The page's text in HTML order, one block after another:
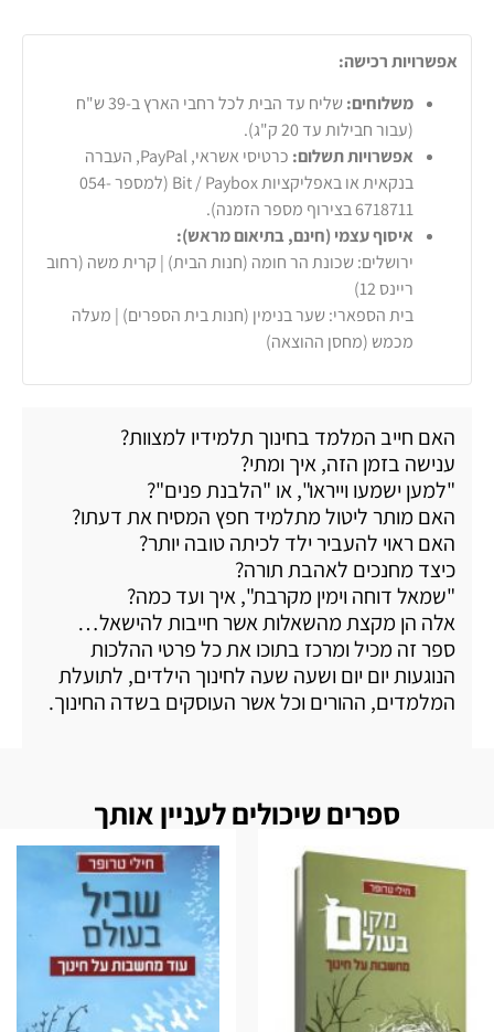
אפשרויות רכישה:
משלוחים:
שליח עד הבית לכל רחבי הארץ ב-39 ש"ח
(עבור חבילות עד 20 ק"ג).
אפשרויות תשלום:
כרטיסי אשראי, PayPal, העברה
בנקאית או באפליקציות Bit / Paybox (למספר 054-
6718711 בצירוף מספר הזמנה).
איסוף עצמי (חינם, בתיאום מראש):
ירושלים: שכונת הר חומה (חנות הבית) | קרית משה (רחוב
ריינס 12)
בית הספארי: שער בנימין (חנות בית הספרים) | מעלה
מכמש (מחסן ההוצאה)
האם חייב המלמד בחינוך תלמידיו למצוות?
ענישה בזמן הזה, איך ומתי?
"למען ישמעו וייראו", או "הלבנת פנים"?
האם מותר ליטול מתלמיד חפץ המסיח את דעתו?
האם ראוי להעביר ילד לכיתה טובה יותר?
כיצד מחנכים לאהבת תורה?
"שמאל דוחה וימין מקרבת", איך ועד כמה?
אלה הן מקצת מהשאלות אשר חייבות להישאל…
ספר זה מכיל ומרכז בתוכו את כל פרטי ההלכות
הנוגעות יום יום ושעה שעה לחינוך הילדים, לתועלת
המלמדים, ההורים וכל אשר העוסקים בשדה החינוך.
ספרים שיכולים לעניין אותך